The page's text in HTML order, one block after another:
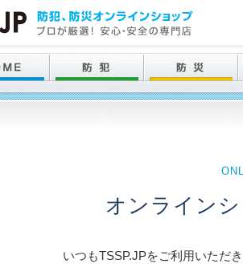
オンライン
いつもTSSP.JPをご利用いただ